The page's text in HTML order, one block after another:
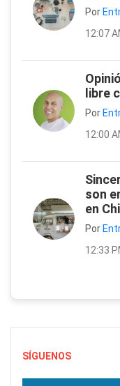
Por
12:07
libre
Por
12:00
son
en
Por
12:33
SÍGUENOS